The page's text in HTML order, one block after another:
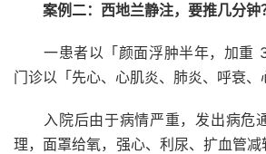
案例二：西地兰静注，要推几分钟
一患者以「颜面浮肿半年，加重
门诊以「先心、心肌炎、肺炎、呼衰、
入院后由于病情严重，发出病危
理，面罩给氧，强心、利尿、扩血管